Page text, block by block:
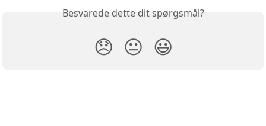
Besvarede dette dit spørgsmål?
😞 😐 😃